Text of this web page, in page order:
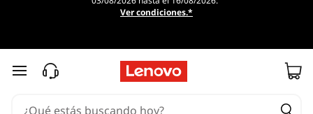
Ver condiciones.*
Ir al contenido principal